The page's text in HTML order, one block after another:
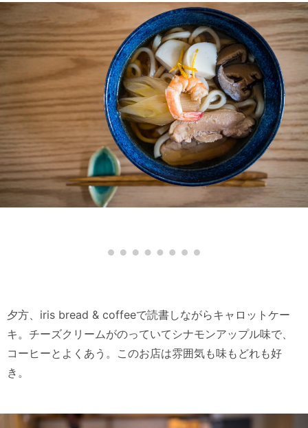
夕方、iris bread & coffeeで読書しながらキャロットケー
キ。チーズクリームがのっていてシナモンアップル味で、
コーヒーとよくあう。このお店は雰囲気も味もどれも好
き。